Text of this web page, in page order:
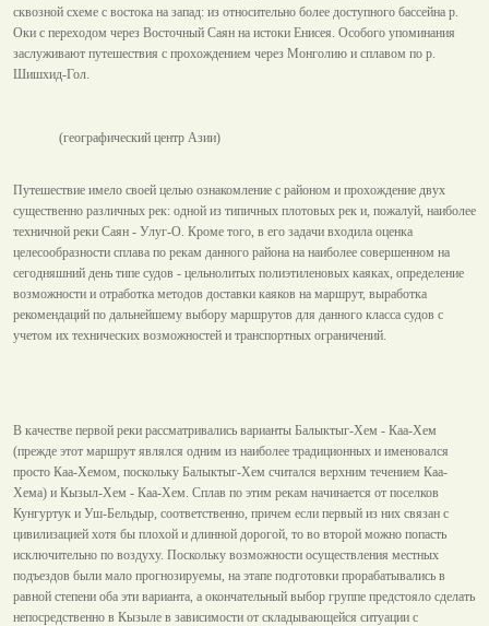
сквозной схеме с востока на запад: из относительно более доступного бассейна р.
Оки с переходом через Восточный Саян на истоки Енисея. Особого упоминания
заслуживают путешествия с прохождением через Монголию и сплавом по р.
Шишхид-Гол.
(географический центр Азии)
Путешествие имело своей целью ознакомление с районом и прохождение двух
существенно различных рек: одной из типичных плотовых рек и, пожалуй, наиболее
техничной реки Саян - Улуг-О. Кроме того, в его задачи входила оценка
целесообразности сплава по рекам данного района на наиболее совершенном на
сегодняшний день типе судов - цельнолитых полиэтиленовых каяках, определение
возможности и отработка методов доставки каяков на маршрут, выработка
рекомендаций по дальнейшему выбору маршрутов для данного класса судов с
учетом их технических возможностей и транспортных ограничений.
В качестве первой реки рассматривались варианты Балыктыг-Хем - Каа-Хем
(прежде этот маршрут являлся одним из наиболее традиционных и именовался
просто Каа-Хемом, поскольку Балыктыг-Хем считался верхним течением Каа-
Хема) и Кызыл-Хем - Каа-Хем. Сплав по этим рекам начинается от поселков
Кунгуртук и Уш-Бельдыр, соответственно, причем если первый из них связан с
цивилизацией хотя бы плохой и длинной дорогой, то во второй можно попасть
исключительно по воздуху. Поскольку возможности осуществления местных
подъездов были мало прогнозируемы, на этапе подготовки прорабатывались в
равной степени оба эти варианта, а окончательный выбор группе предстояло сделать
непосредственно в Кызыле в зависимости от складывающейся ситуации с